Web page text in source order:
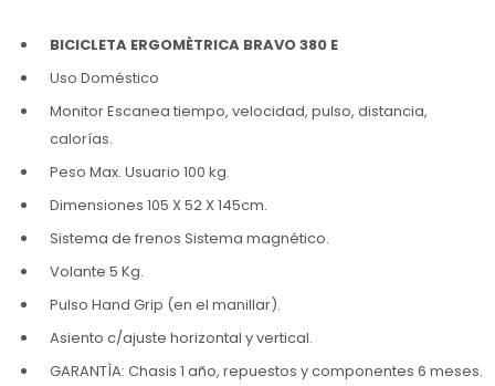
BICICLETA ERGOMÈTRICA BRAVO 380 E
Uso Doméstico
Monitor Escanea tiempo, velocidad, pulso, distancia,
calorías.
Peso Max. Usuario 100 kg.
Dimensiones 105 X 52 X 145cm.
Sistema de frenos Sistema magnético.
Volante 5 Kg.
Pulso Hand Grip (en el manillar).
Asiento c/ajuste horizontal y vertical.
GARANTÌA: Chasis 1 año, repuestos y componentes 6 meses.